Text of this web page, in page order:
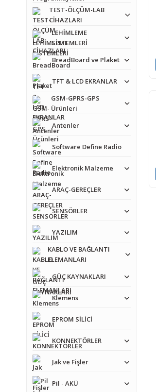
TEST-ÖLÇÜM-LAB
CİHAZLARI
LEHİMLEME
SİSTEMLERİ
BreadBoard ve Plaket
TFT & LCD EKRANLAR
GSM-GPRS-GPS
Ürünleri
Antenler
Software Define Radio
Elektronik Malzeme
ARAÇ-GEREÇLER
SENSÖRLER
YAZILIM
KABLO VE BAĞLANTI
ELEMANLARI
GÜÇ KAYNAKLARI
Klemens
EPROM SİLİCİ
KONNEKTÖRLER
Jak ve Fişler
Pil - AKÜ